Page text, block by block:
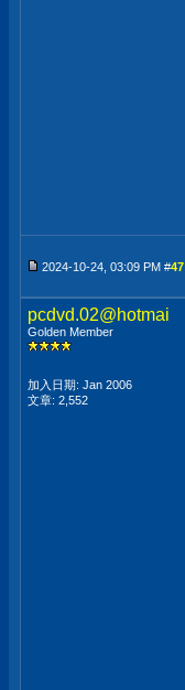
2024-10-24, 03:09 PM #47
pcdvd.02@hotmai
Golden Member
加入日期: Jan 2006
文章: 2,552